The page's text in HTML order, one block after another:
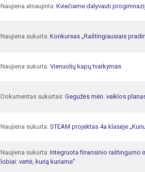
Naujiena atnaujinta: Kviečiame dalyvauti
Naujiena sukurta: Konkursas „Raštingiausiais
Naujiena sukurta: Vienuolių kapų tvarkymas
Dokumentas sukurtas: Gegužės mėn. veiklos
Naujiena sukurta: STEAM projektas 4a klasėje
Naujiena sukurta: Integruota finansinio raštingumo
lobiai: vertė, kurią kuriame“